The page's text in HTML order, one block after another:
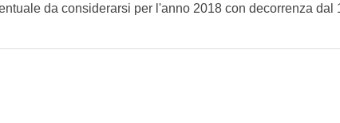
da considerarsi per l'anno 2018 con decorrenza dal